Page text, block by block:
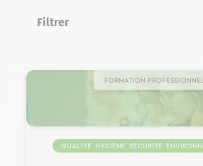
Filtrer
Formation
Qualité, Hygiène, Sécurité,